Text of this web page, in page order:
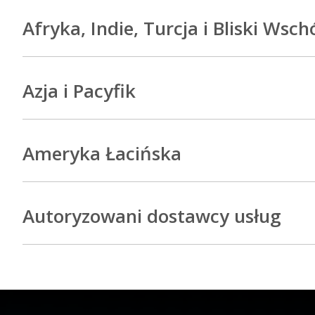
Afryka, Indie, Turcja i Bliski
Azja i Pacyfik
Ameryka Łacińska
Autoryzowani dostawcy usług